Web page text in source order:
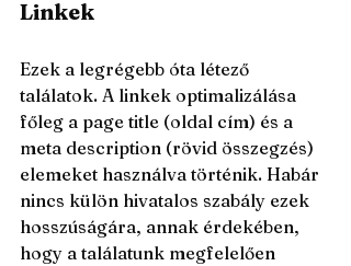
Linkek
Ezek a legrégebb óta létező
találatok. A linkek optimalizálása
főleg a page title (oldal cím) és a
meta description (rövid összegzés)
elemeket használva történik. Habár
nincs külön hivatalos szabály ezek
hosszúságára, annak érdekében,
hogy a találatunk megfelelően